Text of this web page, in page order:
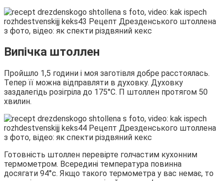
Випічка штоллен
Пройшло 1,5 години і моя заготівля добре расстоялась.
Тепер її можна відправляти в духовку. Духовку
заздалегідь розігріла до 175°С. П штоллен протягом 50
хвилин.
Готовність штоллен перевірте голчастим кухонним
термометром. Всередині температура повинна
досягати 94°с. Якщо такого термометра у вас немає, то